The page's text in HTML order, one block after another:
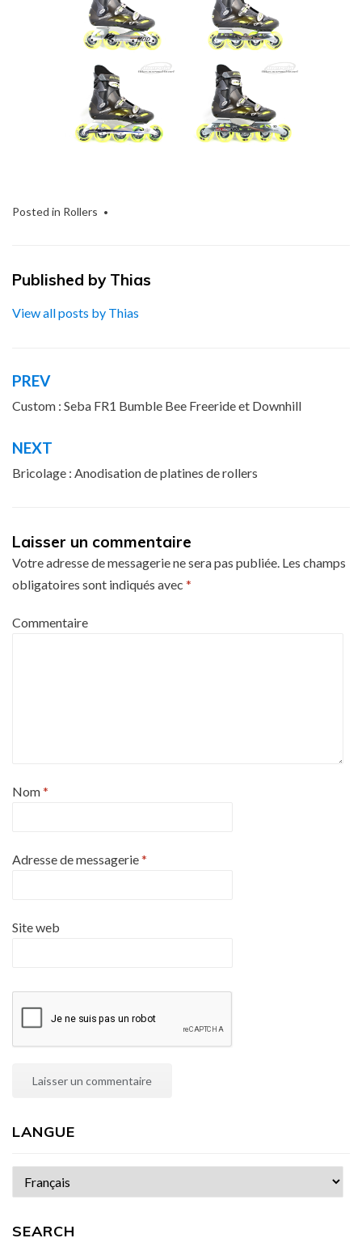
Posted in Rollers
Published by Thias
View all posts by Thias
Navigation
de
l’article
PREV
Custom : Seba FR1 Bumble Bee Freeride et Downhill
NEXT
Bricolage : Anodisation de platines de rollers
Laisser un commentaire
Votre adresse de messagerie ne sera pas publiée. Les champs
obligatoires sont indiqués avec *
Commentaire
Nom*
Adresse de messagerie*
Site web
LANGUE
Choisir
une
SEARCH